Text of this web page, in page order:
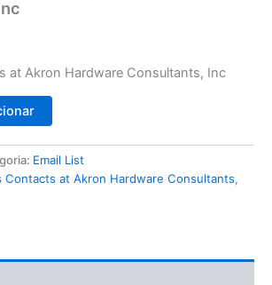
at Akron Hardware Consultants, Inc
Email List
Contacts at Akron Hardware Consultants,